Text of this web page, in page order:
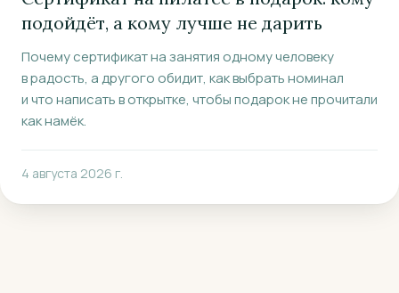
подойдёт, а кому лучше не дарить
Почему сертификат на занятия одному человеку
в радость, а другого обидит, как выбрать номинал
и что написать в открытке, чтобы подарок не прочитали
как намёк.
4 августа 2026 г.